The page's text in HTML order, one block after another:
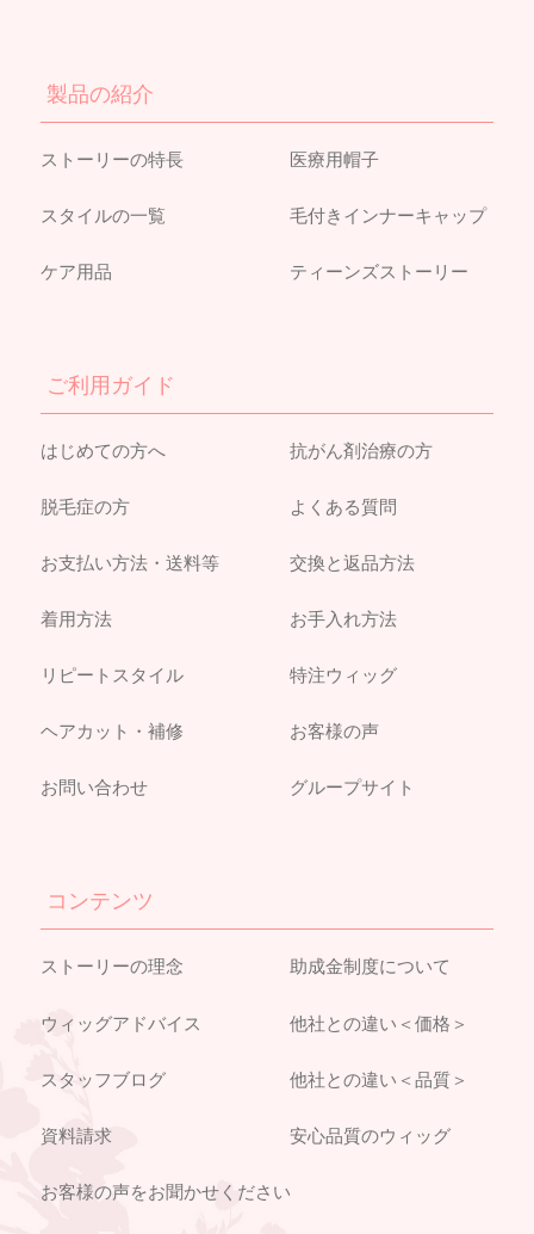
製品の紹介
ストーリーの特長
スタイルの一覧
ケア用品
医療用帽子
毛付きインナーキャップ
ティーンズストーリー
ご利用ガイド
はじめての方へ
脱毛症の方
お支払い方法・送料等
着用方法
リピートスタイル
ヘアカット・補修
お問い合わせ
抗がん剤治療の方
よくある質問
交換と返品方法
お手入れ方法
特注ウィッグ
お客様の声
グループサイト
コンテンツ
ストーリーの理念
ウィッグアドバイス
スタッフブログ
資料請求
助成金制度について
他社との違い＜価格＞
他社との違い＜品質＞
安心品質のウィッグ
お客様の声をお聞かせください